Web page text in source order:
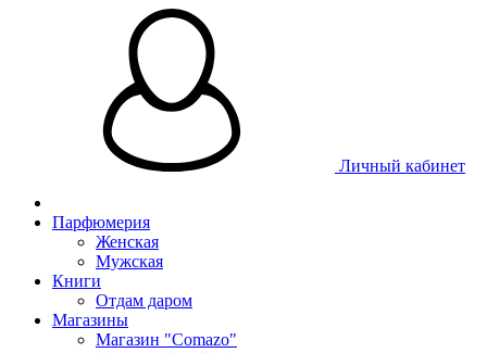
Личный кабинет
Парфюмерия
Женская
Мужская
Книги
Отдам даром
Магазины
Магазин "Comazo"